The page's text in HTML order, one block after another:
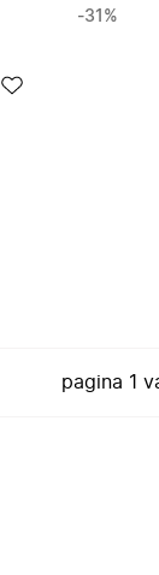
-31%
pagina 1